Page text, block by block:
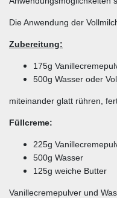
Die Anwendung der
Zubereitung:
175g
500g Wasser oder
miteinander glatt rühren,
Füllcreme:
225g
500g Wasser
125g weiche Butter
Vanillecremepulver und